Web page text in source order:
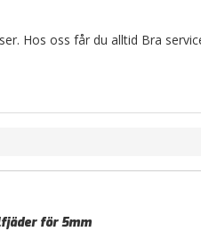
Hos oss får du alltid Bra
för 5mm